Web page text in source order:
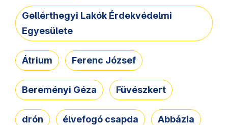
Gellérthegyi Lakók Érdekvédelmi
Egyesülete
Átrium Ferenc József
Bereményi Géza Füvészkert
drón élvefogó csapda Abbázia